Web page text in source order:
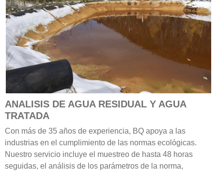
ANALISIS DE AGUA RESIDUAL Y AGUA
TRATADA
Con más de 35 años de experiencia, BQ apoya a las
industrias en el cumplimiento de las normas ecológicas.
Nuestro servicio incluye el muestreo de hasta 48 horas
seguidas, el análisis de los parámetros de la norma,